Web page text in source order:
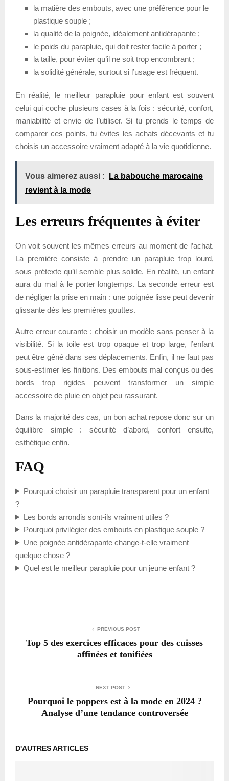
la matière des embouts, avec une préférence pour le
plastique souple ;
la qualité de la poignée, idéalement antidérapante ;
le poids du parapluie, qui doit rester facile à porter ;
la taille, pour éviter qu’il ne soit trop encombrant ;
la solidité générale, surtout si l’usage est fréquent.
En réalité, le meilleur parapluie pour enfant est souvent
celui qui coche plusieurs cases à la fois : sécurité, confort,
maniabilité et envie de l’utiliser. Si tu prends le temps de
comparer ces points, tu évites les achats décevants et tu
choisis un accessoire vraiment adapté à la vie quotidienne.
Vous aimerez aussi :
La babouche marocaine
revient à la mode
Les erreurs fréquentes à éviter
On voit souvent les mêmes erreurs au moment de l’achat.
La première consiste à prendre un parapluie trop lourd,
sous prétexte qu’il semble plus solide. En réalité, un enfant
aura du mal à le porter longtemps. La seconde erreur est
de négliger la prise en main : une poignée lisse peut devenir
glissante dès les premières gouttes.
Autre erreur courante : choisir un modèle sans penser à la
visibilité. Si la toile est trop opaque et trop large, l’enfant
peut être gêné dans ses déplacements. Enfin, il ne faut pas
sous-estimer les finitions. Des embouts mal conçus ou des
bords trop rigides peuvent transformer un simple
accessoire de pluie en objet peu rassurant.
Dans la majorité des cas, un bon achat repose donc sur un
équilibre simple : sécurité d’abord, confort ensuite,
esthétique enfin.
FAQ
Pourquoi choisir un parapluie transparent pour un enfant
?
Les bords arrondis sont-ils vraiment utiles ?
Pourquoi privilégier des embouts en plastique souple ?
Une poignée antidérapante change-t-elle vraiment
quelque chose ?
Quel est le meilleur parapluie pour un jeune enfant ?
PREVIOUS POST
Top 5 des exercices efficaces pour des cuisses
affinées et tonifiées
NEXT POST
Pourquoi le poppers est à la mode en 2024 ?
Analyse d’une tendance controversée
D'AUTRES ARTICLES